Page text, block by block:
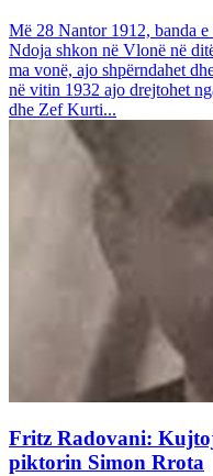
Më 28 Nantor 1912, banda
Ndoja shkon në Vlonë në
ma vonë, ajo shpërndahet
në vitin 1932 ajo drejtohet
dhe Zef Kurti...
Fritz Radovani:
piktorin Simon Rrota